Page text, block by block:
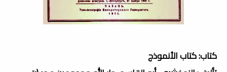
كتاب: كتاب الأنموذج